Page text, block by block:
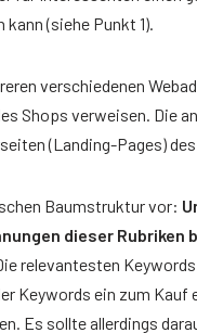
(siehe Punkt 1).
verschiedenen
Shops verweisen. Die
(Landing-Pages)
Baumstruktur vor:
dieser Rubriken
relevantesten
Keywords ein zum Kauf
Es sollte allerdings